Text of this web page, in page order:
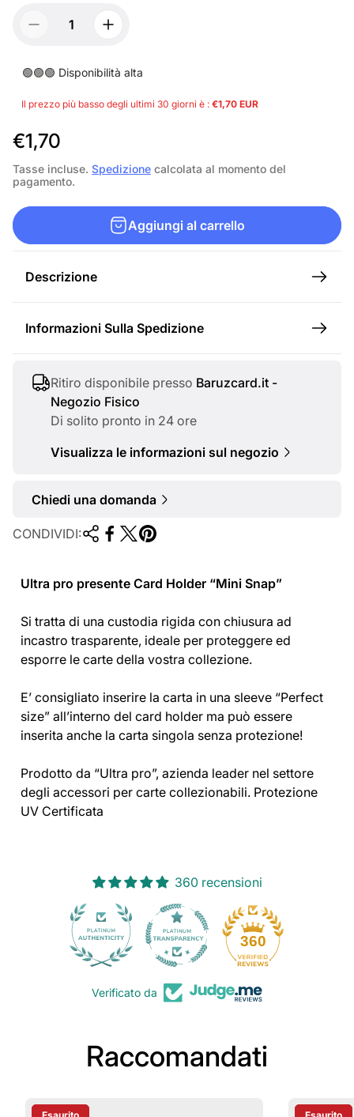
🟢🟢🟢 Disponibilità alta
Il prezzo più basso degli ultimi 30 giorni è : €1,70 EUR
P
r
e
z
z
€1,70
Tasse incluse. Spedizione calcolata al momento del
pagamento.
Aggiungi al carrello
Descrizione
Informazioni Sulla Spedizione
Ritiro disponibile presso Baruzcard.it -
Negozio Fisico
Di solito pronto in 24 ore
Visualizza le informazioni sul negozio
Chiedi una domanda
CONDIVIDI:
Ultra pro presente Card Holder “Mini Snap”
Si tratta di una custodia rigida con chiusura ad
incastro trasparente, ideale per proteggere ed
esporre le carte della vostra collezione.
E’ consigliato inserire la carta in una sleeve “Perfect
size” all’interno del card holder ma può essere
inserita anche la carta singola senza protezione!
Prodotto da “Ultra pro”, azienda leader nel settore
degli accessori per carte collezionabili. Protezione
UV Certificata
360 recensioni
360
Verificato da
Raccomandati